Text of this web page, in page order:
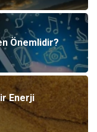
Önemlidir?
Enerji